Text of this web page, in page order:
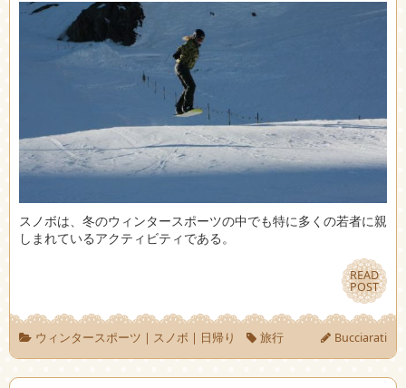
スノボは、冬のウィンタースポーツの中でも特に多くの若者に親
しまれているアクティビティである。
READ
POST
READ
POST
ウィンタースポーツ | スノボ | 日帰り 旅行 Bucciarati